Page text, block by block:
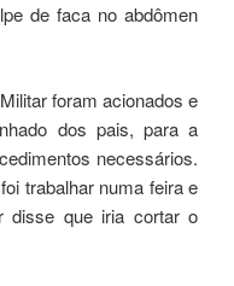
de faca no abdômen
foram acionados e
dos pais, para a
necessários.
trabalhar numa feira e
disse que iria cortar o